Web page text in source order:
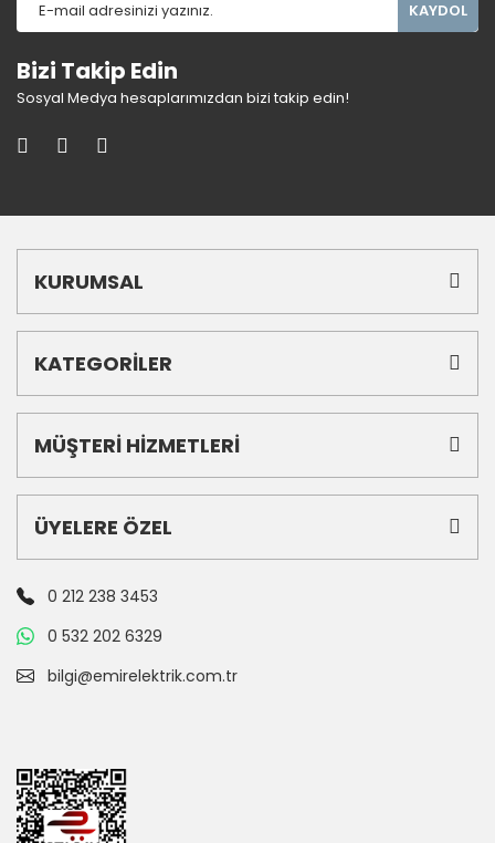
KAYDOL
Bizi Takip Edin
Sosyal Medya hesaplarımızdan bizi takip edin!
KURUMSAL
KATEGORİLER
MÜŞTERİ HİZMETLERİ
ÜYELERE ÖZEL
0 212 238 3453
0 532 202 6329
bilgi@emirelektrik.com.tr